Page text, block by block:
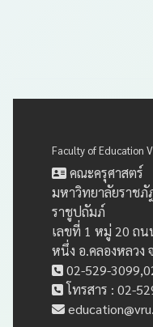
Faculty of Education
คณะครุศาสตร์
มหาวิทยาลัยราชภั
ราชูปถัมภ์
เลขที่ 1 หมู่ 20 ถ
หนึ่ง อ.คลองหลวง
02-529-
โทรสาร : 02-